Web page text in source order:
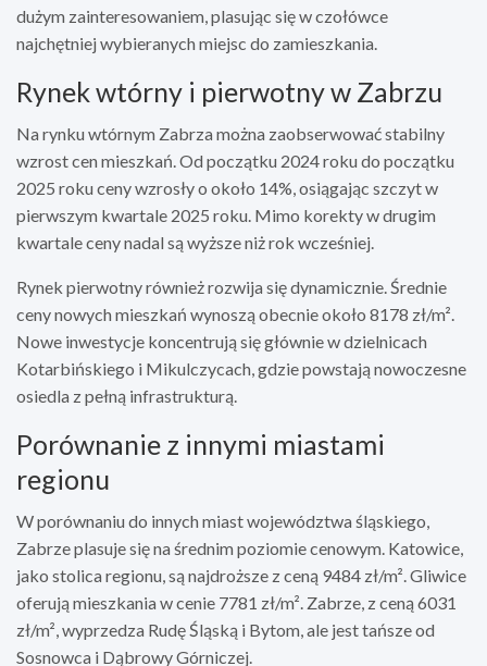
dużym zainteresowaniem, plasując się w czołówce
najchętniej wybieranych miejsc do zamieszkania.
Rynek wtórny i pierwotny w Zabrzu
Na rynku wtórnym Zabrza można zaobserwować stabilny
wzrost cen mieszkań. Od początku 2024 roku do początku
2025 roku ceny wzrosły o około 14%, osiągając szczyt w
pierwszym kwartale 2025 roku. Mimo korekty w drugim
kwartale ceny nadal są wyższe niż rok wcześniej.
Rynek pierwotny również rozwija się dynamicznie. Średnie
ceny nowych mieszkań wynoszą obecnie około 8178 zł/m².
Nowe inwestycje koncentrują się głównie w dzielnicach
Kotarbińskiego i Mikulczycach, gdzie powstają nowoczesne
osiedla z pełną infrastrukturą.
Porównanie z innymi miastami
regionu
W porównaniu do innych miast województwa śląskiego,
Zabrze plasuje się na średnim poziomie cenowym. Katowice,
jako stolica regionu, są najdroższe z ceną 9484 zł/m². Gliwice
oferują mieszkania w cenie 7781 zł/m². Zabrze, z ceną 6031
zł/m², wyprzedza Rudę Śląską i Bytom, ale jest tańsze od
Sosnowca i Dąbrowy Górniczej.